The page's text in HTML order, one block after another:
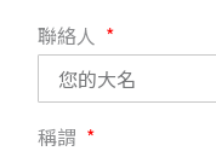
聯絡人
稱謂